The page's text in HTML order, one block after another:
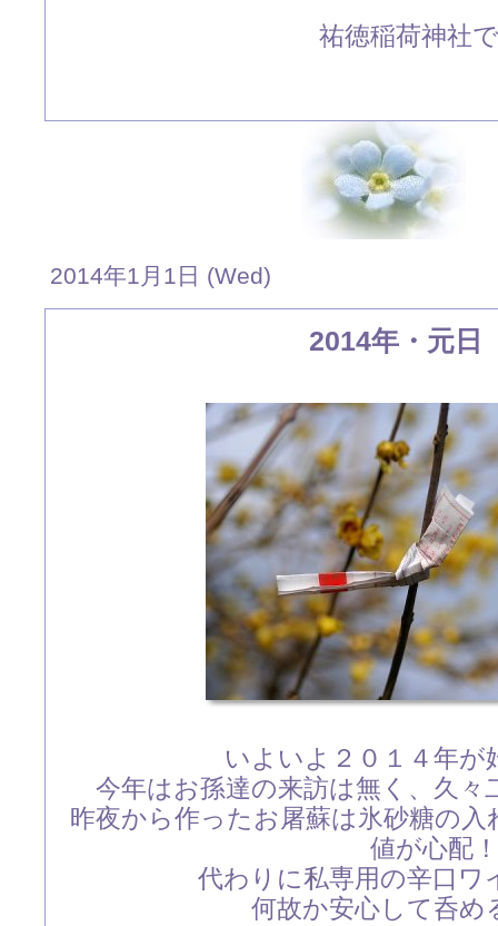
祐徳稲荷神社
2014年1月1日 (Wed)
2014年・元日
いよいよ２０１４年が
今年はお孫達の来訪は無く、久
昨夜から作ったお屠蘇は氷砂糖の
値が心配！
代わりに私専用の辛口ワ
何故か安心して呑め